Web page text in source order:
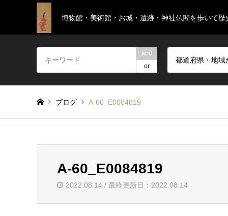
博物館・美術館・お城・遺跡・神社仏閣を歩いて歴
and
or
都道府県・地域
ブログ A-60_E0084819
A-60_E0084819
2022.08.14 / 最終更新日：2022.08.14